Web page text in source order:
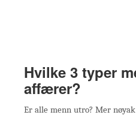
Hvilke 3 typer
affærer?
Er alle menn utro? Mer